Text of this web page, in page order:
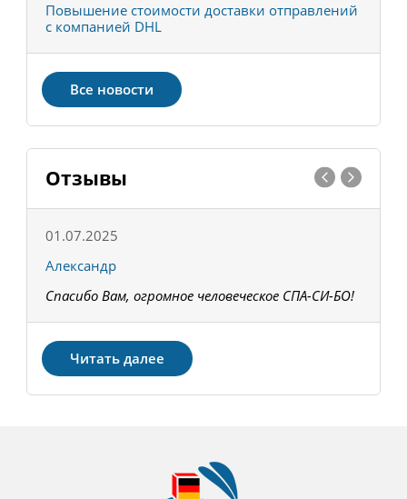
Повышение стоимости доставки отправлений
с компанией DHL
Все новости
Отзывы
01.07.2025
Александр
Спасибо Вам, огромное человеческое СПА-СИ-БО!
Читать далее